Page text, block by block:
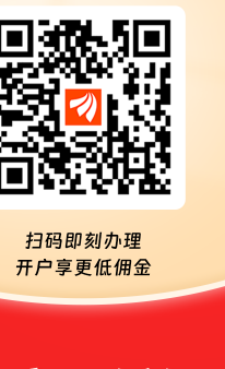
股东大会召开日前一交易日
容
召开时间
开始日
报告(摘要)... 2026/05/08
议案
2025/09/05
告(摘要)... 2025/06/26
2025/03/14 -